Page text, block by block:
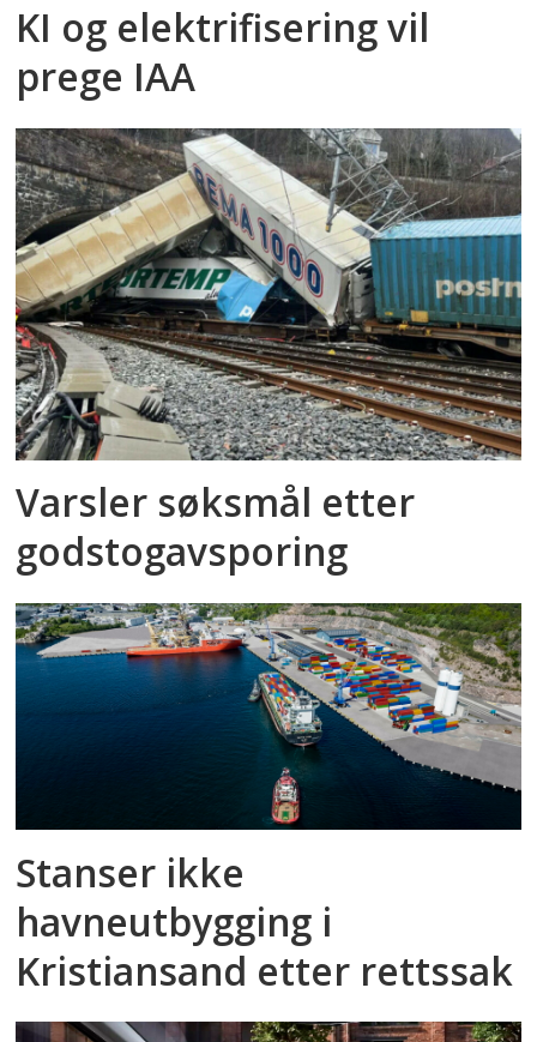
KI og elektrifisering vil
prege IAA
Varsler søksmål etter
godstog­avsporing
Stanser ikke
havneutbygging i
Kristiansand etter rettssak